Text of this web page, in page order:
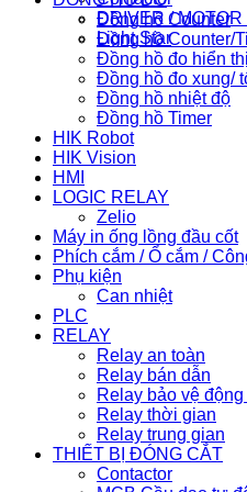
DRIVER /
Light Star
Đồng hồ Counter
Đồng hồ Counter/
Đồng hồ đo hiển
Đồng hồ đo xung/
Đồng hồ nhiệt độ
Đồng hồ Timer
HIK Robot
HIK Vision
HMI
LOGIC RELAY
Zelio
Máy in ống lồng đầu cốt
Phích cắm / Ổ cắm /
Phụ kiện
Can nhiệt
PLC
RELAY
Relay an toàn
Relay bán dẫn
Relay bảo vệ
Relay thời gian
Relay trung gian
THIẾT BỊ ĐÓNG CẮT
Contactor